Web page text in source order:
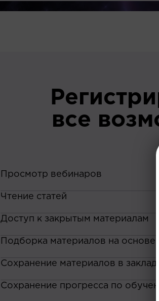
все
Просмотр вебинаров
Чтение статей
Доступ к закрытым материалам
Подборка материалов на
Сохранение материалов в
Сохранение прогресса по